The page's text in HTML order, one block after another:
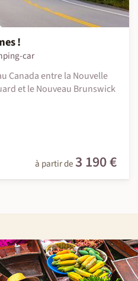
!
car
Canada entre la Nouvelle
et le Nouveau Brunswick
à partir de 3 190 €